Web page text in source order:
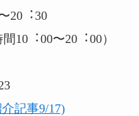
20︓30
10︓00〜20︓00）
記事9/17)